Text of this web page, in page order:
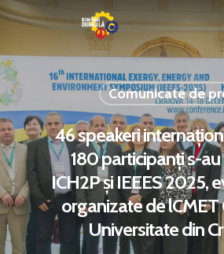
Hit enter to search or ESC
Comunicate de
46 speakeri
180 participanți s-au
ICH2P și IEEES 2025,
organizate de lCMET
Universitate din